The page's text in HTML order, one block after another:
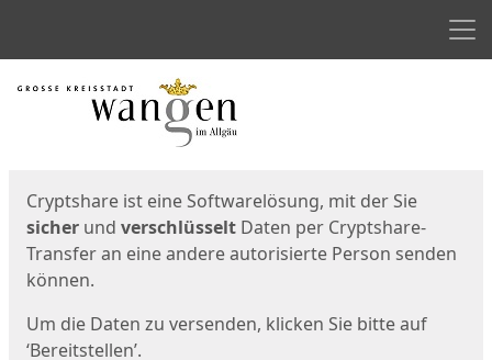
Start
Cryptshare ist eine Softwarelösung, mit der Sie
sicher und verschlüsselt Daten per Cryptshare-
Transfer an eine andere autorisierte Person senden
können.
Um die Daten zu versenden, klicken Sie bitte auf
‘Bereitstellen’.